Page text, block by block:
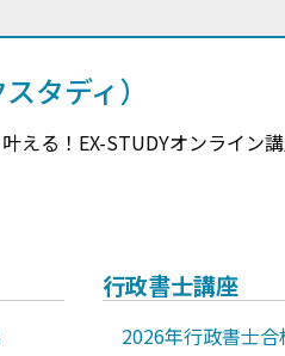
タディ）
える！EX-STUDYオンライン
行政書士講座
2026年行政書士合